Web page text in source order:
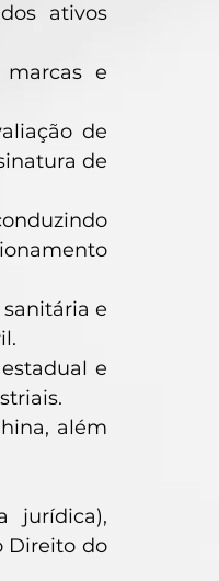
ativos
marcas e
de
de
e
e
além
jurídica),
Direito do